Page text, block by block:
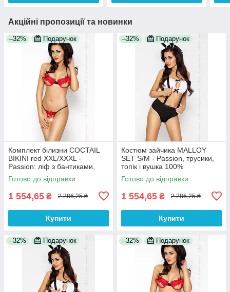
Акційні пропозиції та новинки
–32% Подарунок
Комплект білизни COCTAIL
BIKINI red XXL/XXXL -
Passion: ліф з бантиками,
стрінги-ниточки 100%
Анонімності
Готово до відправки
1 554,65 ₴ 2 286,25 ₴
Купити
–32% Подарунок
Костюм зайчика MALLOY
SET S/M - Passion, трусики,
топік і вушка 100%
Анонімності
Готово до відправки
1 554,65 ₴ 2 286,25 ₴
Купити
–32% Подарунок –32% Подарунок